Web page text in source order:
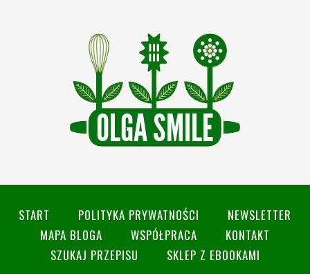
START POLITYKA PRYWATNOŚCI
NEWSLETTER
MAPA BLOGA
WSPÓŁPRACA
KONTAKT
SZUKAJ PRZEPISU
SKLEP Z EBOOKAMI